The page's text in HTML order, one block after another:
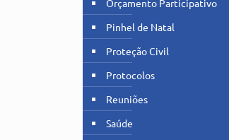
Orçamento Participativo
Pinhel de Natal
Proteção Civil
Protocolos
Reuniões
Saúde